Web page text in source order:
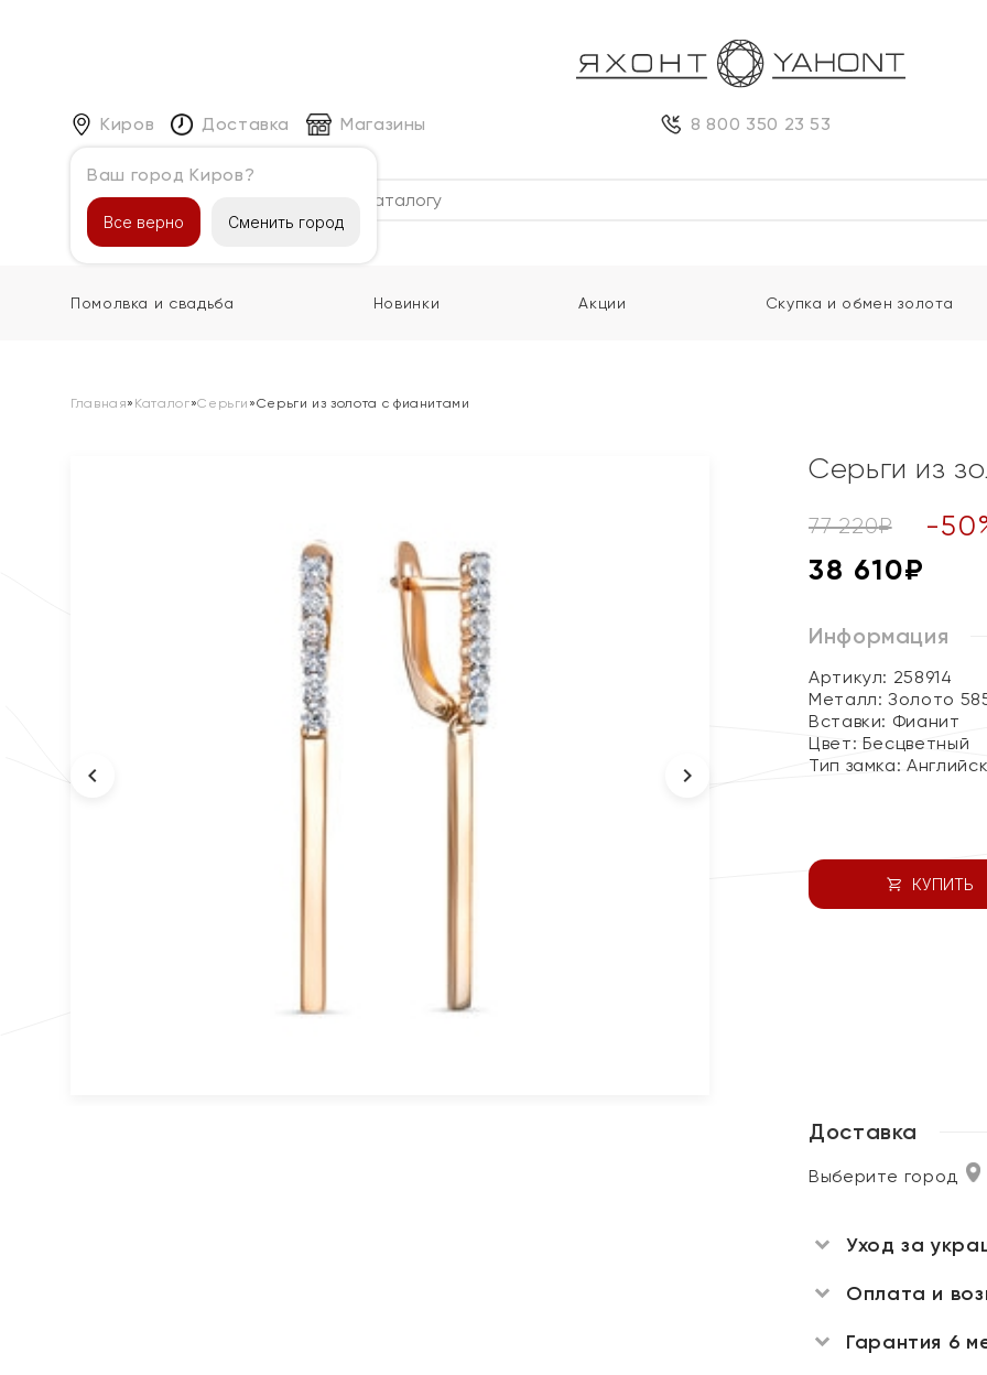
Киров
Ваш город Киров?
Все верно Сменить город
Доставка Магазины 8 800 350 23 53
Каталог
Помолвка и свадьба Новинки Акции Скупка и обмен золота
Главная» Каталог»Серьги »Серьги из золота с фианитами
Серьги из
77 220₽ -50
38 610₽
Информация
Артикул: 258914
Металл:Золото
Вставки: Фианит
Цвет: Бесцветный
Тип замка:
КУПИТЬ
Доставка
Выберите город
Уход за
Оплата и
Гарантия 6